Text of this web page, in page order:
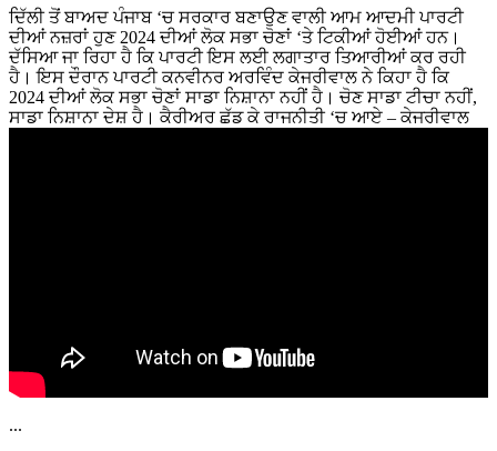
ਦਿੱਲੀ ਤੋਂ ਬਾਅਦ ਪੰਜਾਬ ‘ਚ ਸਰਕਾਰ ਬਣਾਉਣ ਵਾਲੀ ਆਮ ਆਦਮੀ ਪਾਰਟੀ
ਦੀਆਂ ਨਜ਼ਰਾਂ ਹੁਣ 2024 ਦੀਆਂ ਲੋਕ ਸਭਾ ਚੋਣਾਂ ‘ਤੇ ਟਿਕੀਆਂ ਹੋਈਆਂ ਹਨ।
ਦੱਸਿਆ ਜਾ ਰਿਹਾ ਹੈ ਕਿ ਪਾਰਟੀ ਇਸ ਲਈ ਲਗਾਤਾਰ ਤਿਆਰੀਆਂ ਕਰ ਰਹੀ
ਹੈ। ਇਸ ਦੌਰਾਨ ਪਾਰਟੀ ਕਨਵੀਨਰ ਅਰਵਿੰਦ ਕੇਜਰੀਵਾਲ ਨੇ ਕਿਹਾ ਹੈ ਕਿ
2024 ਦੀਆਂ ਲੋਕ ਸਭਾ ਚੋਣਾਂ ਸਾਡਾ ਨਿਸ਼ਾਨਾ ਨਹੀਂ ਹੈ। ਚੋਣ ਸਾਡਾ ਟੀਚਾ ਨਹੀਂ,
ਸਾਡਾ ਨਿਸ਼ਾਨਾ ਦੇਸ਼ ਹੈ। ਕੈਰੀਅਰ ਛੱਡ ਕੇ ਰਾਜਨੀਤੀ ‘ਚ ਆਏ – ਕੇਜਰੀਵਾਲ
...